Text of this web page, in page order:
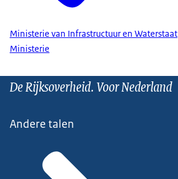
Ministerie van Infrastructuur en Waterstaat
Ministerie
De Rijksoverheid. Voor Nederland
Andere talen